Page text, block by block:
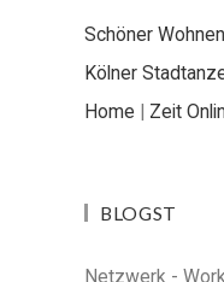
Schöner Wohnen
Kölner
Home | Zeit
BLOGST
Netzwerk -